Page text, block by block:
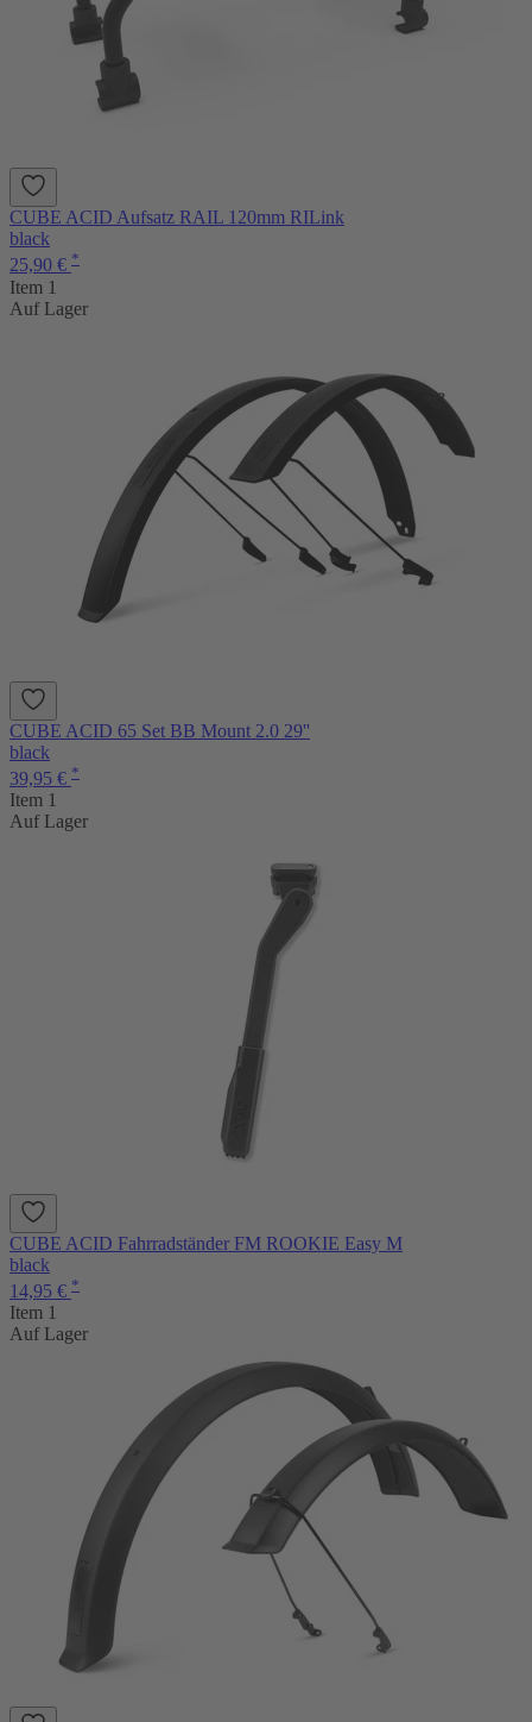
CUBE ACID Aufsatz RAIL 120mm RILink
black
25,90 € *
Item 1
Auf Lager
CUBE ACID 65 Set BB Mount 2.0 29''
black
39,95 € *
Item 1
Auf Lager
CUBE ACID Fahrradständer FM ROOKIE Easy M
black
14,95 € *
Item 1
Auf Lager